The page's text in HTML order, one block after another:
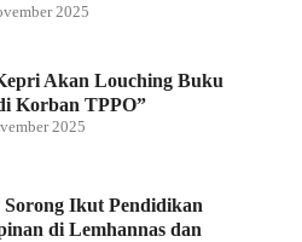
2025
Akan Louching Buku
Korban TPPO”
2025
Ikut Pendidikan
di Lemhannas dan